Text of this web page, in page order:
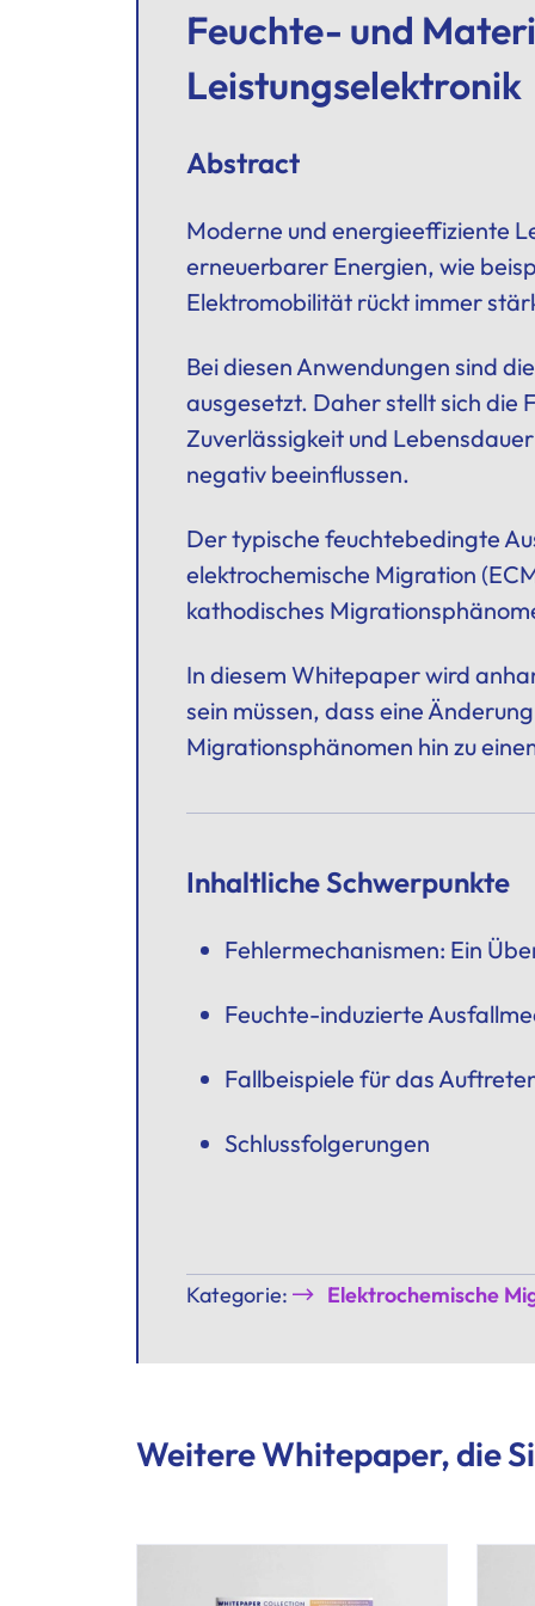
Feuchte- und
Leistungselektronik
Abstract
Moderne und energieeffiziente
erneuerbarer Energien, wie
Elektromobilität rückt immer
Bei diesen Anwendungen sind
ausgesetzt. Daher stellt sich die
Zuverlässigkeit und
negativ beeinflussen.
Der typische feuchtebedingte
elektrochemische Migration
kathodisches
In diesem Whitepaper wird
sein müssen, dass eine
Migrationsphänomen hin zu
Inhaltliche Schwerpunkte
Fehlermechanismen: Ein
Feuchte-induzierte
Fallbeispiele für das
Schlussfolgerungen
Kategorie: Elektrochemische
Weitere Whitepaper, die